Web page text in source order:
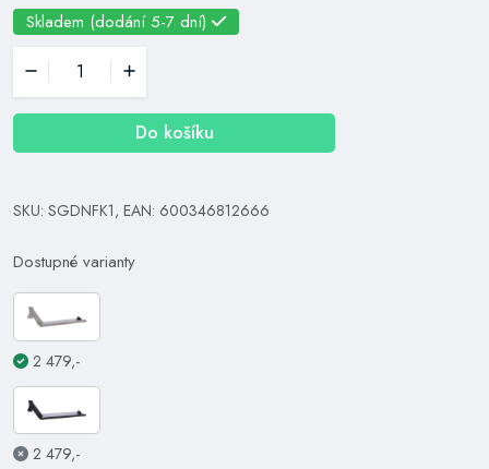
Skladem (dodání 5-7 dní)
Do košíku
SKU: SGDNFK1, EAN: 600346812666
Dostupné varianty
2 479,-
2 479,-